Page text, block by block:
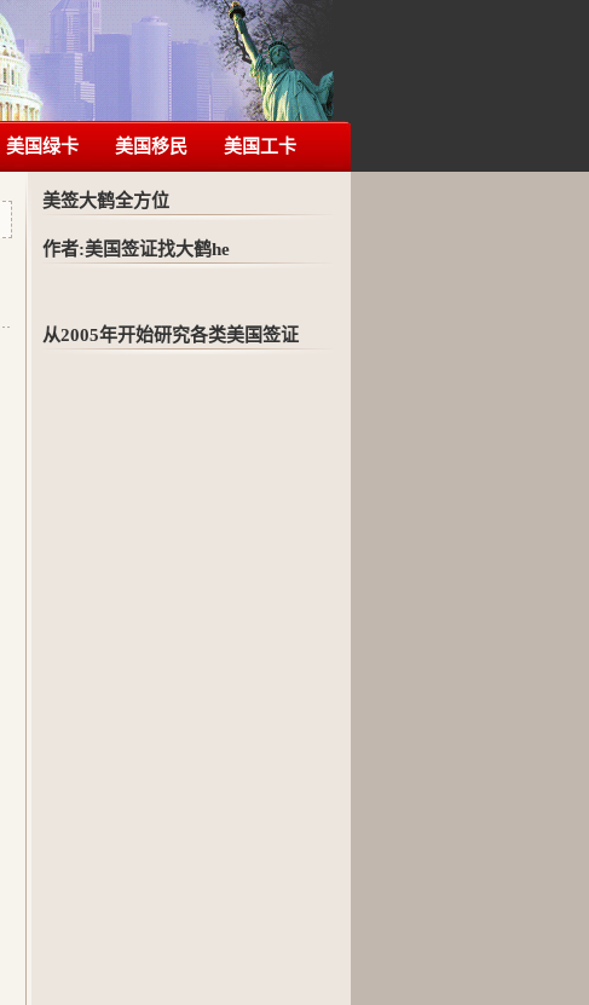
美国绿卡 美国移民 美国工卡
美签大鹤全方位
作者:美国签证找大鹤he
从2005年开始研究各类美国签证